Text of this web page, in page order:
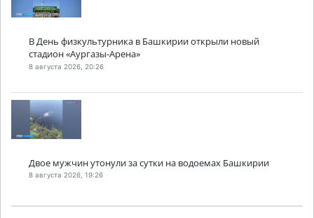
В День физкультурника в Башкирии открыли новый
стадион «Аургазы-Арена»
8 августа 2026, 20:26
Двое мужчин утонули за сутки на водоемах Башкирии
8 августа 2026, 19:26